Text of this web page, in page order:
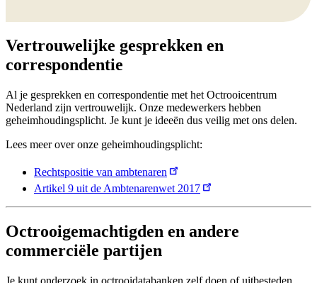
Vertrouwelijke gesprekken en
correspondentie
Al je gesprekken en correspondentie met het Octrooicentrum
Nederland zijn vertrouwelijk. Onze medewerkers hebben
geheimhoudingsplicht. Je kunt je ideeën dus veilig met ons delen.
Lees meer over onze geheimhoudingsplicht:
Rechtspositie van ambtenaren
Artikel 9 uit de Ambtenarenwet 2017
Octrooigemachtigden en andere
commerciële partijen